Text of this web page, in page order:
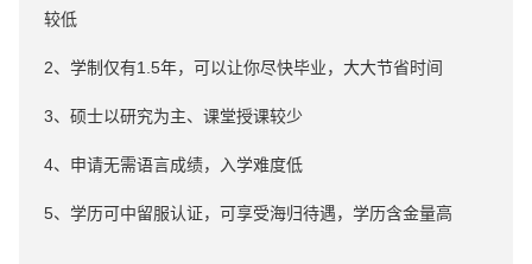
较低
2、学制仅有1.5年，可以让你尽快毕业，大大节省时间
3、硕士以研究为主、课堂授课较少
4、申请无需语言成绩，入学难度低
5、学历可中留服认证，可享受海归待遇，学历含金量高